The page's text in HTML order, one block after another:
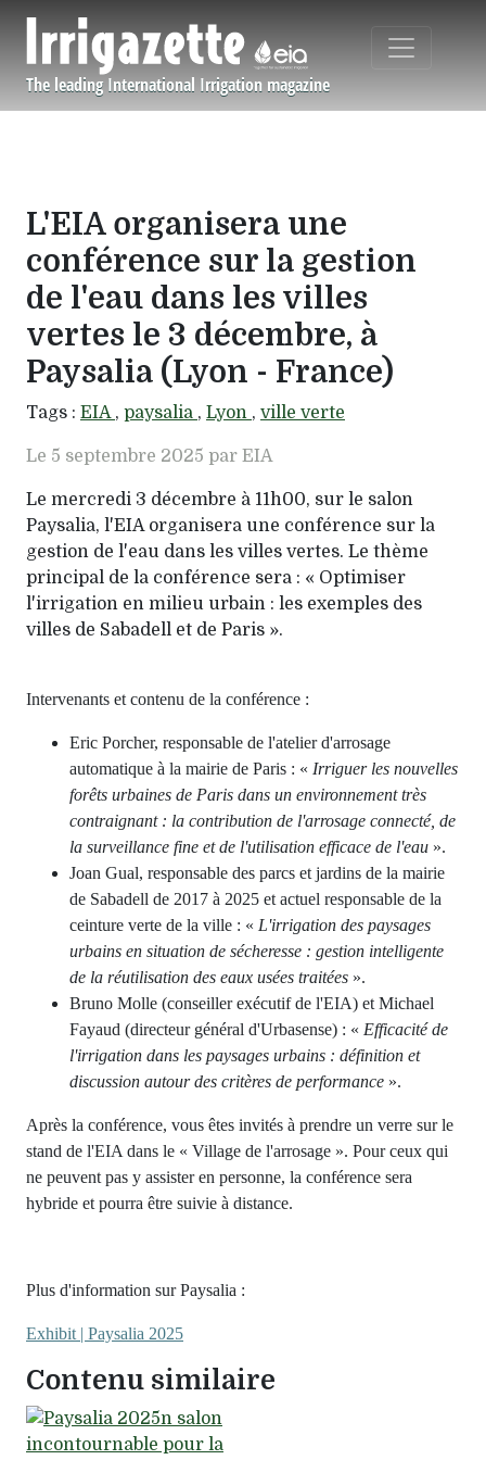
The leading International Irrigation magazine
Navigation principale
L'EIA organisera une
conférence sur la gestion
de l'eau dans les villes
vertes le 3 décembre, à
Paysalia (Lyon - France)
Tags : EIA , paysalia , Lyon , ville verte
Le 5 septembre 2025 par EIA
Le mercredi 3 décembre à 11h00, sur le salon
Paysalia, l'EIA organisera une conférence sur la
gestion de l'eau dans les villes vertes. Le thème
principal de la conférence sera : « Optimiser
l'irrigation en milieu urbain : les exemples des
villes de Sabadell et de Paris ».
Intervenants et contenu de la conférence :
Eric Porcher, responsable de l'atelier d'arrosage
automatique à la mairie de Paris : « Irriguer les nouvelles
forêts urbaines de Paris dans un environnement très
contraignant : la contribution de l'arrosage connecté, de
la surveillance fine et de l'utilisation efficace de l'eau ».
Joan Gual, responsable des parcs et jardins de la mairie
de Sabadell de 2017 à 2025 et actuel responsable de la
ceinture verte de la ville : « L'irrigation des paysages
urbains en situation de sécheresse : gestion intelligente
de la réutilisation des eaux usées traitées ».
Bruno Molle (conseiller exécutif de l'EIA) et Michael
Fayaud (directeur général d'Urbasense) : « Efficacité de
l'irrigation dans les paysages urbains : définition et
discussion autour des critères de performance ».
Après la conférence, vous êtes invités à prendre un verre sur le
stand de l'EIA dans le « Village de l'arrosage ». Pour ceux qui
ne peuvent pas y assister en personne, la conférence sera
hybride et pourra être suivie à distance.
Plus d'information sur Paysalia :
Exhibit | Paysalia 2025
Contenu similaire